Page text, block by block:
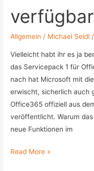
verfügbar
Allgemein / Michael Seidl
Vielleicht habt ihr es ja
das Servicepack 1 für
nach hat Microsoft mit
erwischt, sicherlich auch
Office365 offiziell aus
veröffentlicht. Warum
neue Funktionen im
Office
Read More »